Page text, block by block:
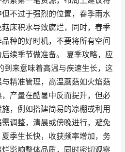
不过于强烈的位置，春季雨水
床积水导致腐烂，同时，春季
种的好时机，不要将所有空间
续季节做准备。 夏季攻略，应
到来意味着高温与疾速生长，这
精准管理，高温蘑菇如火焰菇
产量在酷暑中反而提升，但必
，例如搭建简易的凉棚或利用
调整，清晨或傍晚进行，避免
季生长快，收获频率增加，务
影响整体品质，同时密切观察